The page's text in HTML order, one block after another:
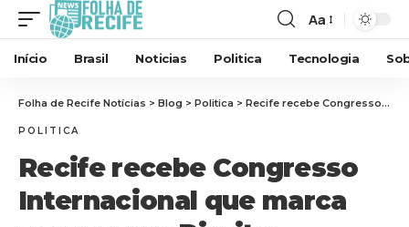
Aa
Início Brasil Noticias Politica Tecnologia
Folha de Recife Notícias > Blog > Politica > Recife recebe Congresso Internacional que marca avanços no Direito Constitucional brasileiro
POLITICA
Recife recebe Congresso
Internacional que marca